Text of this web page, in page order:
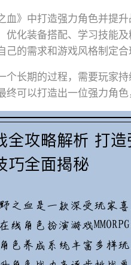
血》中打造强力角色并提
优化装备搭配、学习技能
的需求和游戏风格制定合
个长期的过程，需要玩家
终可以打造出一位强力角